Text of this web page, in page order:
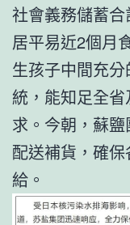
社會義務儲蓄
居平易近2個月
生孩子中間充
統，能知足全
求。今朝，蘇
配送補貨，確
給。